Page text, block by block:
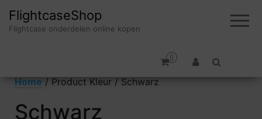
FlightcaseShop
Flightcase onderdelen online kopen
0
Home / Product Kleur / Schwarz
Schwarz